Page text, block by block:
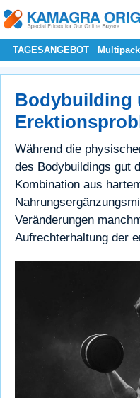
TAGESANGEBOT
Bodybuilding
Während die
des Bodybuildings gut
Kombination aus
Veränderungen
Aufrechterhaltung der